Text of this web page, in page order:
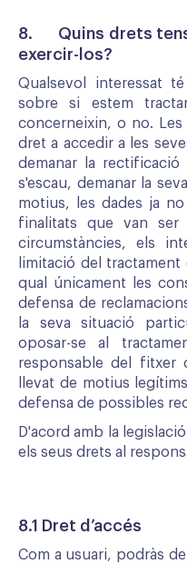
8. Quins drets tens
exercir-los?
Qualsevol interessat
sobre si estem
concerneixin, o no. Les
dret a accedir a les
demanar la
s'escau, demanar la
motius, les dades ja
finalitats que van ser
circumstàncies, els
limitació del tractament
qual únicament les
defensa de
la seva situació
oposar-se al
responsable del fitxer
llevat de motius
defensa de possibles
D'acord amb la
els seus drets al
8.1 Dret d’accés
Com a usuari, podràs